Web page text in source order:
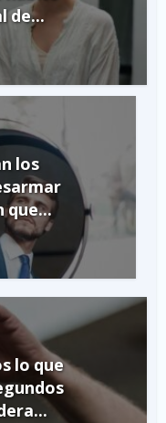
de...
los
que...
lo que